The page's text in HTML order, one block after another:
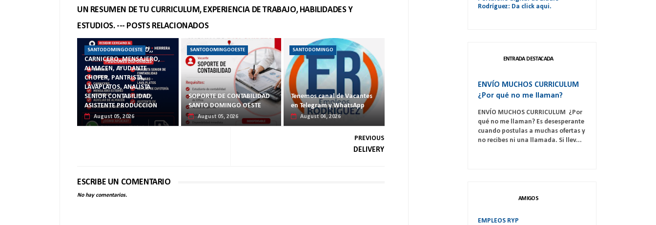
UN RESUMEN DE TU CURRICULUM, EXPERIENCIA DE TRABAJO, HABILIDADES Y
ESTUDIOS. --- POSTS RELACIONADOS
SANTODOMINGOOESTE
CONSERJE, COCINERO,,
CARNICERO, MENSAJERO,
ALMACEN, AYUDANTE
CHOFER, PANTRISTA,
LAVAPLATOS, ANALISTA
SENIOR CONTABILIDAD,
ASISTENTE PRODUCCION
August 05, 2026
SANTODOMINGOOESTE
SOPORTE DE CONTABILIDAD
SANTO DOMINGO OESTE
August 05, 2026
SANTODOMINGO
Tenemos canal de Vacantes
en Telegram y WhatsApp
August 04, 2026
PREVIOUS
DELIVERY
ESCRIBE UN COMENTARIO
No hay comentarios.
Rodríguez: Da click aqui.
ENTRADA DESTACADA
ENVÍO MUCHOS CURRICULUM
¿Por qué no me llaman?
ENVÍO MUCHOS CURRICULUM ¿Por
qué no me llaman? Es desesperante
cuando postulas a muchas ofertas y
no recibes ni una llamada. Si llev...
AMIGOS
EMPLEOS RYP